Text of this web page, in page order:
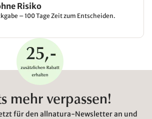
Risiko
– 100 Tage Zeit zum Entscheiden.
mehr verpassen!
für den allnatura-Newsletter an und